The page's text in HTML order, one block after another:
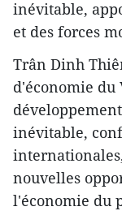
inévitable,
et des forces
Trân Dinh
d'économie du
inévitable,
nouvelles
l'économie du